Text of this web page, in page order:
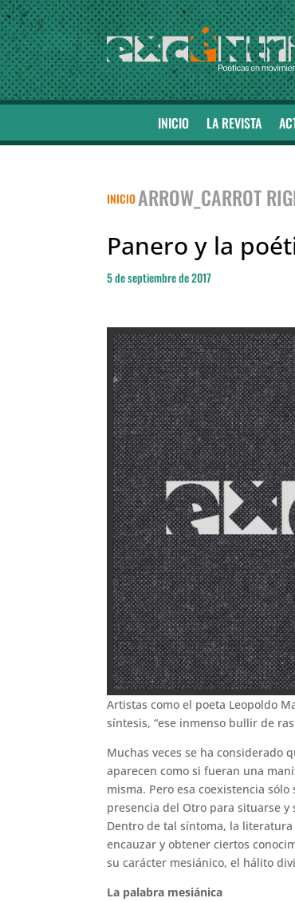
INICIO LA REVISTA
INICIOARROW_CARROT
Panero y la
5 de septiembre de 2017
Artistas como el poeta Leopoldo
síntesis, “ese inmenso bullir de
Muchas veces se ha considerado
aparecen como si fueran una
misma. Pero esa coexistencia
presencia del Otro para situarse y
Dentro de tal síntoma, la
encauzar y obtener ciertos
su carácter mesiánico, el hálito
La palabra mesiánica